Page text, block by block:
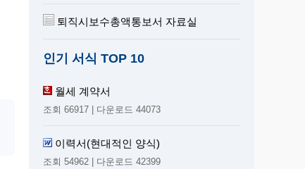
퇴직시보수총액통보서 자료실
인기 서식 TOP 10
월세 계약서
조회 66917 | 다운로드 44073
이력서(현대적인 양식)
조회 54962 | 다운로드 42399